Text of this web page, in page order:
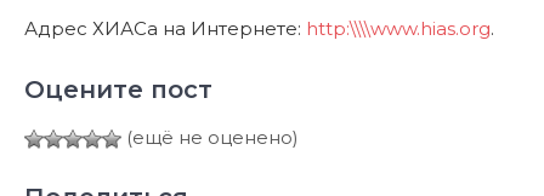
Адрес ХИАСа на Интернете: http:\\\\www.hias.org.
Оцените пост
(ещё не оценено)